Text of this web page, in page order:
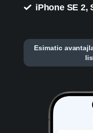
iPhone SE 2,
Esimatic